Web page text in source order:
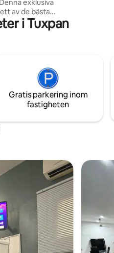
av de bästa
är vad du behöver.
för din
minuters promenad
i Tuxpan
Gratis parkering inom
fastigheten